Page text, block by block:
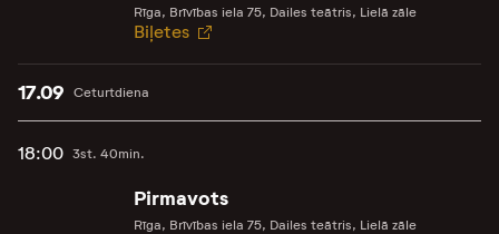
Rīga, Brīvības iela 75, Dailes teātris, Lielā zāle
Biļetes
Ceturtdiena
17.09
18:00 3st. 40min.
Pirmavots
Rīga, Brīvības iela 75, Dailes teātris, Lielā zāle